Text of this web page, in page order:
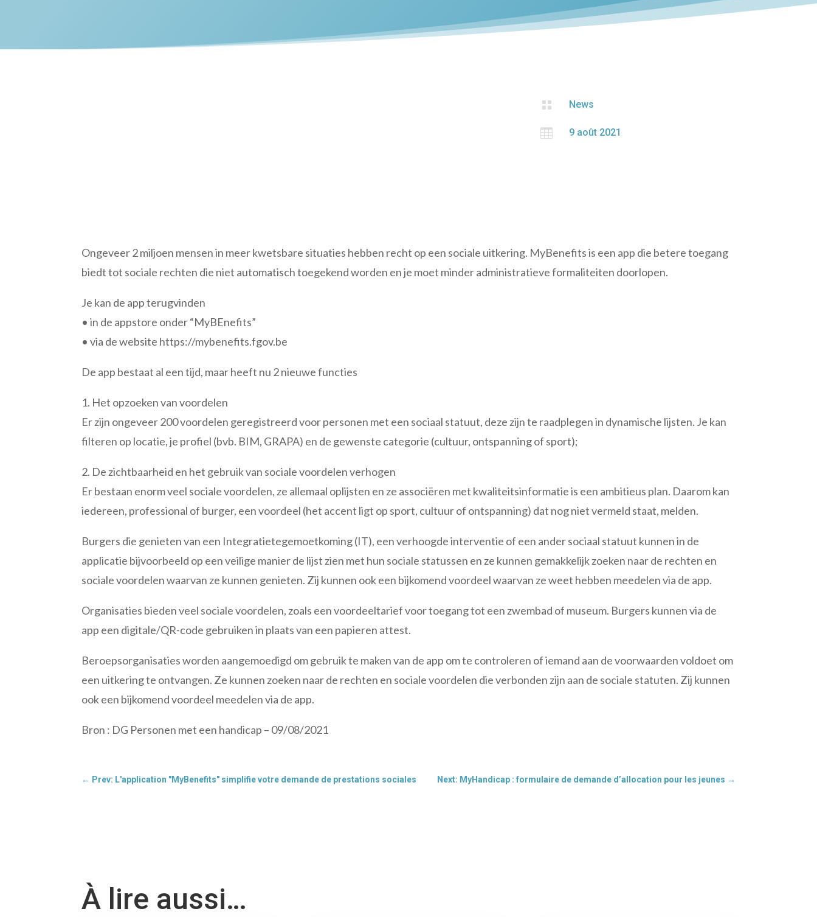
 News
 9 août 2021
Ongeveer 2 miljoen mensen in meer kwetsbare situaties hebben recht op een sociale uitkering. MyBenefits is een app die betere toegang
biedt tot sociale rechten die niet automatisch toegekend worden en je moet minder administratieve formaliteiten doorlopen.
Je kan de app terugvinden
• in de appstore onder “MyBEnefits”
• via de website https://mybenefits.fgov.be
De app bestaat al een tijd, maar heeft nu 2 nieuwe functies
1. Het opzoeken van voordelen
Er zijn ongeveer 200 voordelen geregistreerd voor personen met een sociaal statuut, deze zijn te raadplegen in dynamische lijsten. Je kan
filteren op locatie, je profiel (bvb. BIM, GRAPA) en de gewenste categorie (cultuur, ontspanning of sport);
2. De zichtbaarheid en het gebruik van sociale voordelen verhogen
Er bestaan enorm veel sociale voordelen, ze allemaal oplijsten en ze associëren met kwaliteitsinformatie is een ambitieus plan. Daarom kan
iedereen, professional of burger, een voordeel (het accent ligt op sport, cultuur of ontspanning) dat nog niet vermeld staat, melden.
Burgers die genieten van een Integratietegemoetkoming (IT), een verhoogde interventie of een ander sociaal statuut kunnen in de
applicatie bijvoorbeeld op een veilige manier de lijst zien met hun sociale statussen en ze kunnen gemakkelijk zoeken naar de rechten en
sociale voordelen waarvan ze kunnen genieten. Zij kunnen ook een bijkomend voordeel waarvan ze weet hebben meedelen via de app.
Organisaties bieden veel sociale voordelen, zoals een voordeeltarief voor toegang tot een zwembad of museum. Burgers kunnen via de
app een digitale/QR-code gebruiken in plaats van een papieren attest.
Beroepsorganisaties worden aangemoedigd om gebruik te maken van de app om te controleren of iemand aan de voorwaarden voldoet om
een uitkering te ontvangen. Ze kunnen zoeken naar de rechten en sociale voordelen die verbonden zijn aan de sociale statuten. Zij kunnen
ook een bijkomend voordeel meedelen via de app.
Bron : DG Personen met een handicap – 09/08/2021
← Prev: L'application "MyBenefits" simplifie votre demande de prestations sociales Next: MyHandicap : formulaire de demande d’allocation pour les jeunes →
À lire aussi…